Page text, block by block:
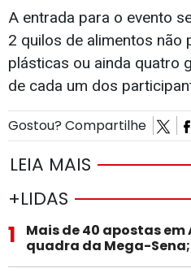
A entrada para o evento
2 quilos de alimentos não
plásticas ou ainda quatro
de cada um dos
Gostou? Compartilhe
LEIA MAIS
+LIDAS
1
Mais de 40 apostas
quadra da Mega-